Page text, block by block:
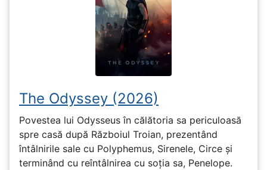
The Odyssey (2026)
Povestea lui Odysseus în călătoria sa periculoasă
spre casă după Războiul Troian, prezentând
întâlnirile sale cu Polyphemus, Sirenele, Circe și
terminând cu reîntâlnirea cu soția sa, Penelope.